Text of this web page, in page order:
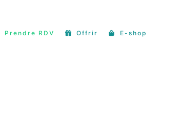
Prendre RDV Offrir E-shop